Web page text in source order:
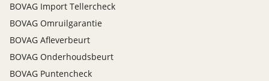
BOVAG Import Tellercheck
BOVAG Omruilgarantie
BOVAG Afleverbeurt
BOVAG Onderhoudsbeurt
BOVAG Puntencheck